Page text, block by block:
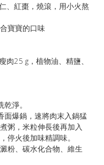
、紅棗，燒滾，用小火熬
寶寶的口味
肉25 g，植物油、精鹽、
淨。
面爆鍋，速將肉末入鍋猛
粥，米粒伸長後再加入
停火後加味精調味。
粉、碳水化合物、維生